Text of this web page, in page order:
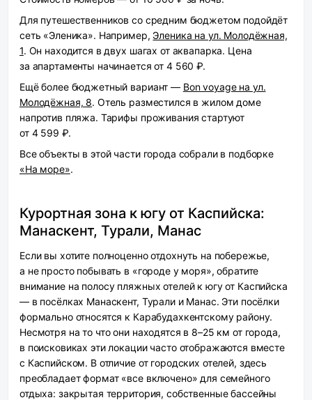
Для путешественников со средним бюджетом подойдёт
сеть «Эленика». Например, Эленика на ул. Молодёжная,
1. Он находится в двух шагах от аквапарка. Цена
за апартаменты начинается от 4 560 ₽.
Ещё более бюджетный вариант — Bon voyage на ул.
Молодёжная, 8. Отель разместился в жилом доме
напротив пляжа. Тарифы проживания стартуют
от 4 599 ₽.
Все объекты в этой части города собрали в подборке
«На море».
Курортная зона к югу от Каспийска:
Манаскент, Турали, Манас
Если вы хотите полноценно отдохнуть на побережье,
а не просто побывать в «городе у моря», обратите
внимание на полосу пляжных отелей к югу от Каспийска
— в посёлках Манаскент, Турали и Манас. Эти посёлки
формально относятся к Карабудахкентскому району.
Несмотря на то что они находятся в 8–25 км от города,
в поисковиках эти локации часто отображаются вместе
с Каспийском. В отличие от городских отелей, здесь
преобладает формат «все включено» для семейного
отдыха: закрытая территория, собственные бассейны